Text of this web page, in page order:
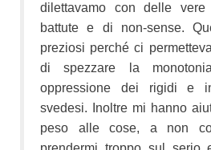
dilettavamo con delle
battute e di non-sense.
preziosi perché ci
di spezzare la
oppressione dei rigidi e
svedesi. Inoltre mi hanno
peso alle cose, a non